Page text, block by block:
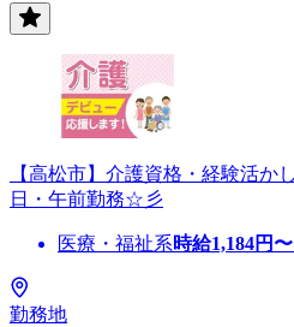
【高松市】介護資格・経験活か
日・午前勤務☆彡
医療・福祉系時給1,184円〜
勤務地